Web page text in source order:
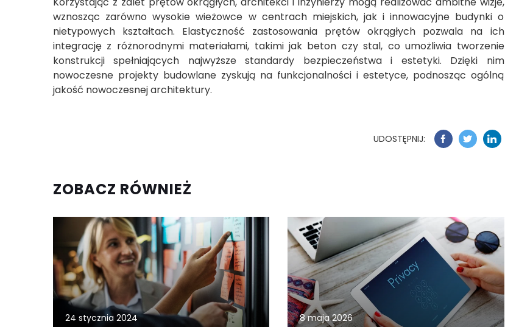
wznosząc zarówno wysokie wieżowce w centrach miejskich, jak i innowacyjne budynki o
nietypowych kształtach. Elastyczność zastosowania prętów okrągłych pozwala na ich
integrację z różnorodnymi materiałami, takimi jak beton czy stal, co umożliwia tworzenie
konstrukcji spełniających najwyższe standardy bezpieczeństwa i estetyki. Dzięki nim
nowoczesne projekty budowlane zyskują na funkcjonalności i estetyce, podnosząc ogólną
jakość nowoczesnej architektury.
UDOSTĘPNIJ:
ZOBACZ RÓWNIEŻ
24 stycznia 2024 8 maja 2026